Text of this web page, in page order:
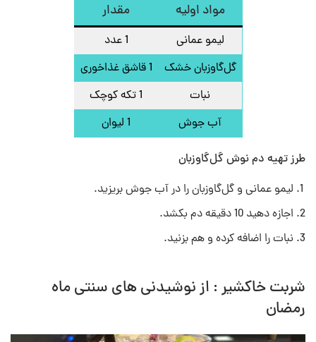
مواد اولیه مقدار
لیمو عمانی
1 عدد
گل‌گاوزبان خشک
1 قاشق غذاخوری
نبات
1 تکه کوچک
آب جوش
1 لیوان
طرز تهیه دم نوش گل‌گاوزبان
لیمو عمانی و گل‌گاوزبان را در آب جوش بریزید.
اجازه دهید 10 دقیقه دم بکشد.
نبات را اضافه کرده و هم بزنید.
شربت خاکشیر : از نوشیدنی های سنتی ماه
رمضان